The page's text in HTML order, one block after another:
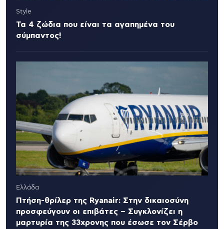
Style
Τα 4 ζώδια που είναι τα αγαπημένα του
σύμπαντος!
Ελλάδα
Πτήση-θρίλερ της Ryanair: Στην δικαιοσύνη
προσφεύγουν οι επιβάτες – Συγκλονίζει η
μαρτυρία της 33χρονης που έσωσε τον Σέρβο